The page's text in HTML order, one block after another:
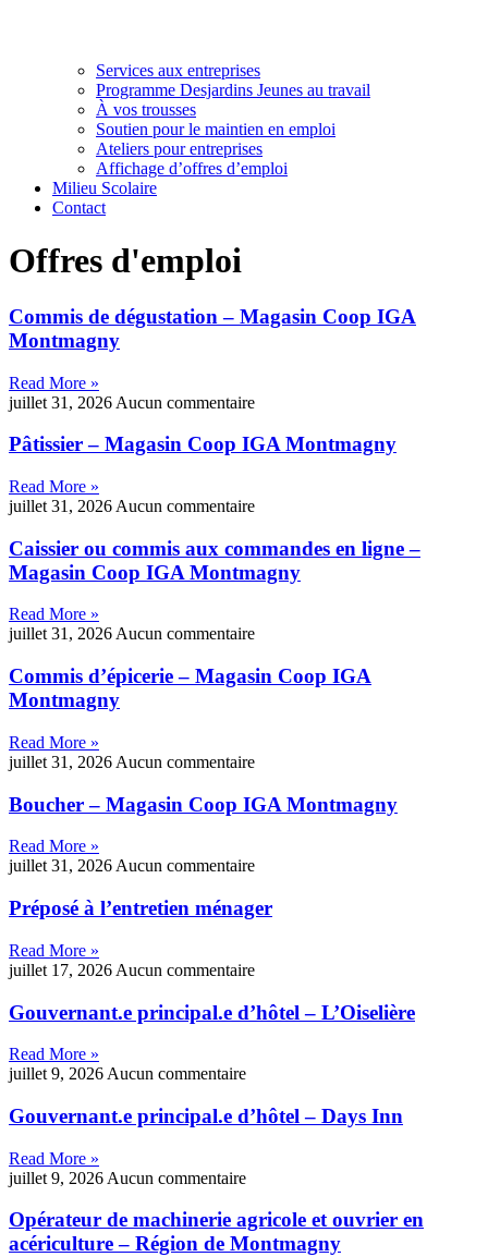
Services aux entreprises
Programme Desjardins Jeunes au travail
À vos trousses
Soutien pour le maintien en emploi
Ateliers pour entreprises
Affichage d’offres d’emploi
Milieu Scolaire
Contact
Offres d'emploi
Commis de dégustation – Magasin Coop IGA
Montmagny
Read More »
juillet 31, 2026 Aucun commentaire
Pâtissier – Magasin Coop IGA Montmagny
Read More »
juillet 31, 2026 Aucun commentaire
Caissier ou commis aux commandes en ligne –
Magasin Coop IGA Montmagny
Read More »
juillet 31, 2026Aucun commentaire
Commis d’épicerie – Magasin Coop IGA
Montmagny
Read More »
juillet 31, 2026 Aucun commentaire
Boucher – Magasin Coop IGA Montmagny
Read More »
juillet 31, 2026 Aucun commentaire
Préposé à l’entretien ménager
Read More »
juillet 17, 2026 Aucun commentaire
Gouvernant.e principal.e d’hôtel – L’Oiselière
Read More »
juillet 9, 2026 Aucun commentaire
Gouvernant.e principal.e d’hôtel – Days Inn
Read More »
juillet 9, 2026 Aucun commentaire
Opérateur de machinerie agricole et ouvrier en
acériculture – Région de Montmagny